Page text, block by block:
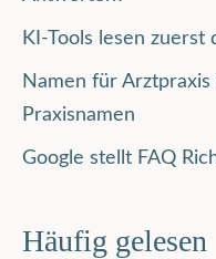
KI-Tools lesen zuerst
Namen für
Praxisnamen
Google stellt FAQ
Häufig gelesen